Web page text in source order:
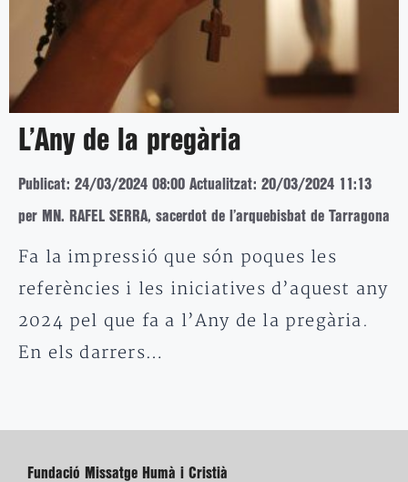
L’Any de la pregària
Publicat: 24/03/2024 08:00 Actualitzat: 20/03/2024 11:13
per MN. RAFEL SERRA, sacerdot de l’arquebisbat de Tarragona
Fa la impressió que són poques les
referències i les iniciatives d’aquest any
2024 pel que fa a l’Any de la pregària.
En els darrers…
Fundació Missatge Humà i Cristià